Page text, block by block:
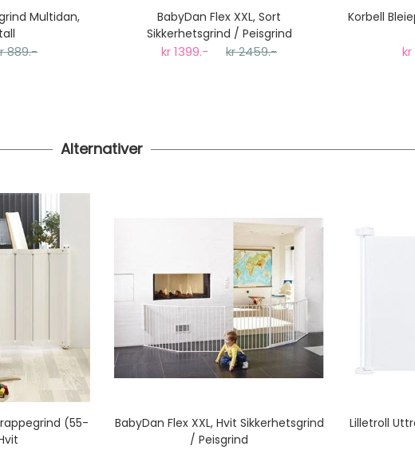
Multidan,
889.-
BabyDan Flex XXL, Sort
Sikkerhetsgrind / Peisgrind
kr 1399.- kr 2459.-
Korbell
Alternativer
(55-
BabyDan Flex XXL, Hvit Sikkerhetsgrind
/ Peisgrind
Lilletroll